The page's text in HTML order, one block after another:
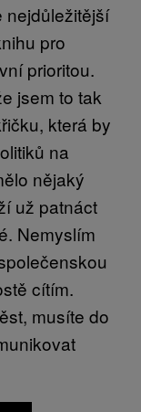
nejdůležitější
pro
prioritou.
jsem to tak
která by
na
nějaký
už patnáct
Nemyslím
cítím.
musíte do